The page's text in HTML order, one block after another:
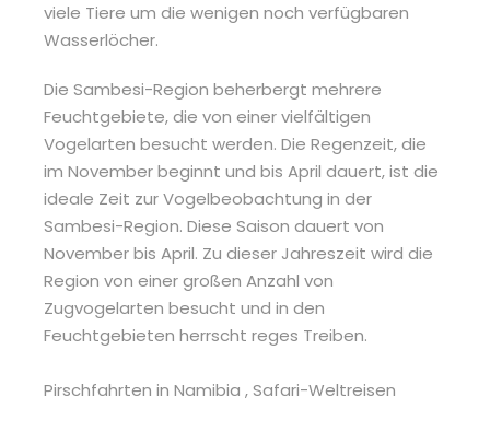
viele Tiere um die wenigen noch verfügbaren
Wasserlöcher.
Die Sambesi-Region beherbergt mehrere
Feuchtgebiete, die von einer vielfältigen
Vogelarten besucht werden. Die Regenzeit, die
im November beginnt und bis April dauert, ist die
ideale Zeit zur Vogelbeobachtung in der
Sambesi-Region. Diese Saison dauert von
November bis April. Zu dieser Jahreszeit wird die
Region von einer großen Anzahl von
Zugvogelarten besucht und in den
Feuchtgebieten herrscht reges Treiben.